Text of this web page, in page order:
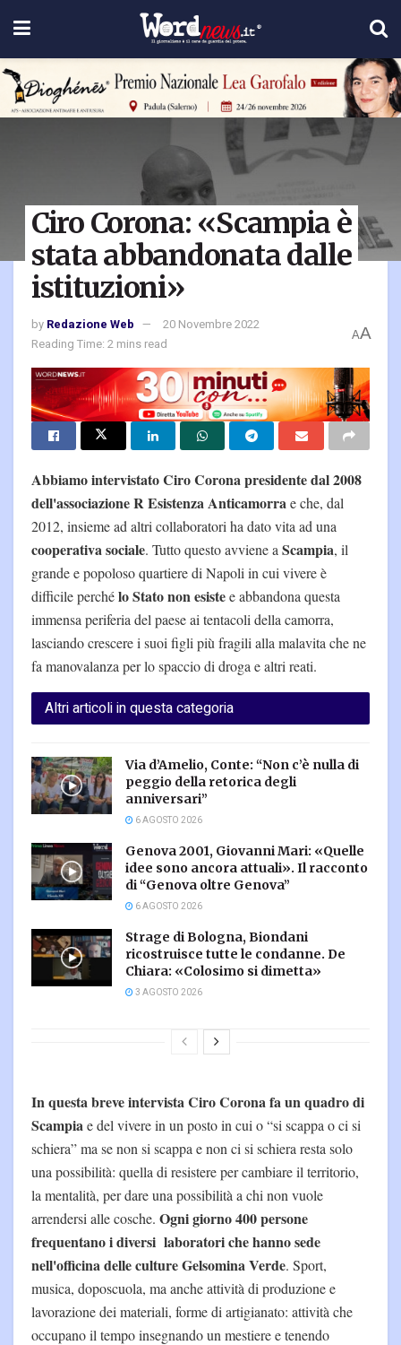
Ciro Corona: «Scampia è
stata abbandonata dalle
istituzioni»
by Redazione Web
20 Novembre 2022
Reading Time: 2 mins read
AA
Abbiamo intervistato Ciro Corona presidente dal 2008
dell'associazione R Esistenza Anticamorrae che, dal
2012, insieme ad altri collaboratori ha dato vita ad una
cooperativa sociale. Tutto questo avviene a Scampia, il
grande e popoloso quartiere di Napoli in cui vivere è
difficile perchélo Stato non esistee abbandona questa
immensa periferia del paese ai tentacoli della camorra,
lasciando crescere i suoi figli più fragili alla malavita che ne
fa manovalanza per lo spaccio di droga e altri reati.
Altri articoli in questa categoria
Via d’Amelio, Conte: “Non c’è nulla di
peggio della retorica degli
anniversari”
6 AGOSTO 2026
Genova 2001, Giovanni Mari: «Quelle
idee sono ancora attuali». Il racconto
di “Genova oltre Genova”
6 AGOSTO 2026
Strage di Bologna, Biondani
ricostruisce tutte le condanne. De
Chiara: «Colosimo si dimetta»
3 AGOSTO 2026
In questa breve intervista Ciro Corona fa un quadro di
Scampiae del vivere in un posto in cui o “si scappa o ci si
schiera” ma se non si scappa e non ci si schiera resta solo
una possibilità: quella di resistere per cambiare il territorio,
la mentalità, per dare una possibilità a chi non vuole
arrendersi alle cosche. Ogni giorno 400 persone
frequentano i diversi laboratori che hanno sede
nell'officina delle culture Gelsomina Verde. Sport,
musica, doposcuola, ma anche attività di produzione e
lavorazione dei materiali, forme di artigianato: attività che
occupano il tempo insegnando un mestiere e tenendo